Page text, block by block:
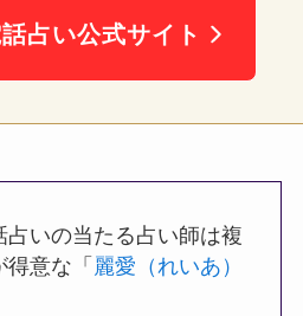
占い公式サイト
占いの当たる占い師は複
意な「 麗愛（れいあ）